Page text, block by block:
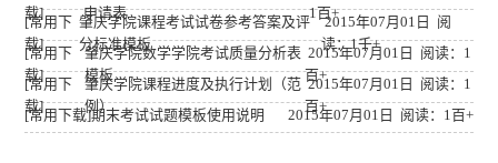
载]
申请表
1百+
[常用下
载]
肇庆学院课程考试试卷参考答案及评
分标准模板
2015年07月01日 阅
读：1千+
[常用下
载]
肇庆学院数学学院考试质量分析表
模板
2015年07月01日 阅读：1
百+
[常用下
载]
肇庆学院课程进度及执行计划（范
例）
2015年07月01日 阅读：1
百+
[常用下载]期末考试试题模板使用说明 2015年07月01日 阅读：1百+